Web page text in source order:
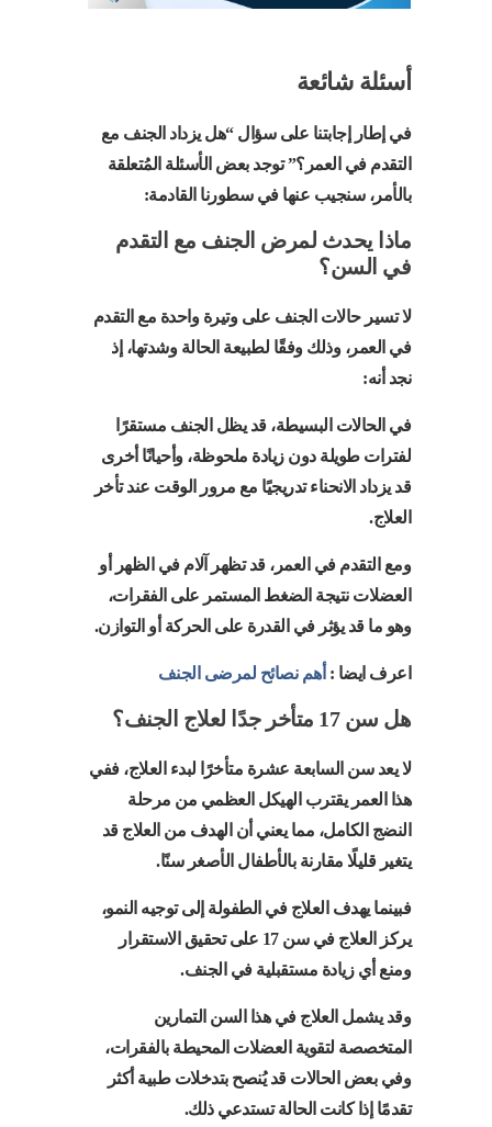
أسئلة شائعة
في إطار إجابتنا على سؤال “هل يزداد الجنف مع
التقدم في العمر؟” توجد بعض الأسئلة المُتعلقة
بالأمر، سنجيب عنها في سطورنا القادمة:
ماذا يحدث لمرض الجنف مع التقدم
في السن؟
لا تسير حالات الجنف على وتيرة واحدة مع التقدم
في العمر، وذلك وفقًا لطبيعة الحالة وشدتها، إذ
نجد أنه:
في الحالات البسيطة، قد يظل الجنف مستقرًا
لفترات طويلة دون زيادة ملحوظة، وأحيانًا أخرى
قد يزداد الانحناء تدريجيًا مع مرور الوقت عند تأخر
العلاج.
ومع التقدم في العمر، قد تظهر آلام في الظهر أو
العضلات نتيجة الضغط المستمر على الفقرات،
وهو ما قد يؤثر في القدرة على الحركة أو التوازن.
اعرف ايضا : أهم نصائح لمرضى الجنف
هل سن 17 متأخر جدًا لعلاج الجنف؟
لا يعد سن السابعة عشرة متأخرًا لبدء العلاج، ففي
هذا العمر يقترب الهيكل العظمي من مرحلة
النضج الكامل، مما يعني أن الهدف من العلاج قد
يتغير قليلًا مقارنة بالأطفال الأصغر سنًا.
فبينما يهدف العلاج في الطفولة إلى توجيه النمو،
يركز العلاج في سن 17 على تحقيق الاستقرار
ومنع أي زيادة مستقبلية في الجنف.
وقد يشمل العلاج في هذا السن التمارين
المتخصصة لتقوية العضلات المحيطة بالفقرات،
وفي بعض الحالات قد يُنصح بتدخلات طبية أكثر
تقدمًا إذا كانت الحالة تستدعي ذلك.